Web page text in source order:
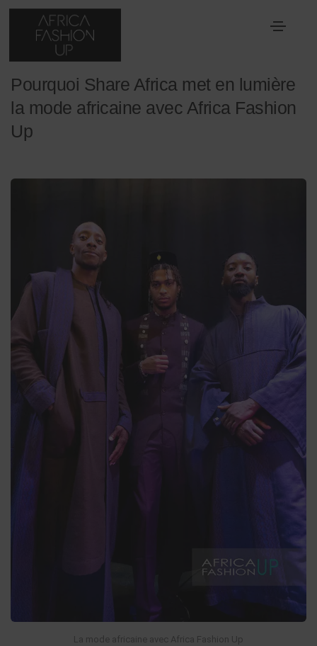
21 mars 2026
Pourquoi Share Africa met en lumière
la mode africaine avec Africa Fashion
Up
La mode africaine avec Africa Fashion Up